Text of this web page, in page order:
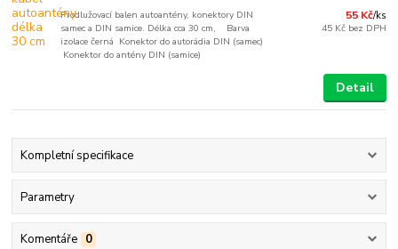
Prodlužovací balen autoantény, konektory DIN
samec a DIN samice. Délka cca 30 cm, Barva
izolace černá Konektor do autorádia DIN (samec)
Konektor do antény DIN (samice)
55 Kč/ks
45 Kč bez DPH
Detail
Kompletní specifikace
Parametry
Komentáře 0